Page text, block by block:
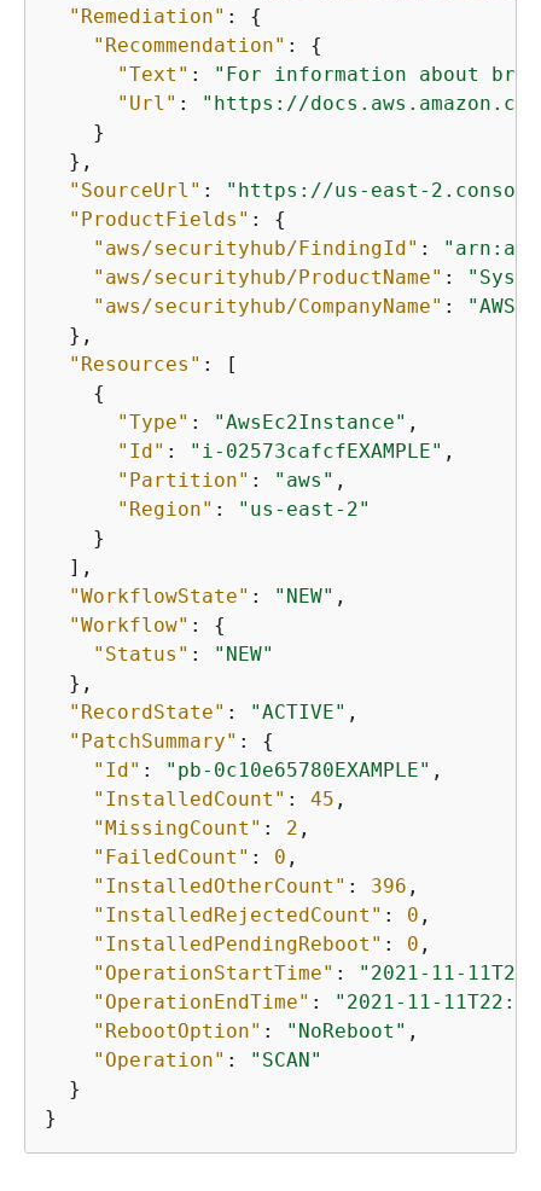
"Remediation" : {
"Recommendation" : {
"Text" :
"For information about
"Url" :
"https://
    }
  },
"SourceUrl" :
"https://us-east-
"ProductFields" : {
"aws/securityhub/FindingId" :
"aws/securityhub/ProductName" :
"aws/securityhub/CompanyName" :
"AWS"
  },
"Resources" : [
{
"Type" : "AwsEc2Instance" ,
"Id" : "i-02573cafcfEXAMPLE" ,
"Partition" : "aws" ,
"Region" :
"us-east-2"
    }
  ],
"WorkflowState" : "NEW" ,
"Workflow" : {
"Status" :
"NEW"
  },
"RecordState" : "ACTIVE" ,
"PatchSummary" : {
"Id" : "pb-0c10e65780EXAMPLE" ,
"InstalledCount" : 45 ,
"MissingCount" : 2 ,
"FailedCount" : 0 ,
"InstalledOtherCount" : 396 ,
"InstalledRejectedCount" : 0 ,
"InstalledPendingReboot" : 0 ,
"OperationStartTime" :
"2021-11-
"OperationEndTime" :
"2021-11-
"RebootOption" : "NoReboot" ,
"Operation" :
"SCAN"
  }
}